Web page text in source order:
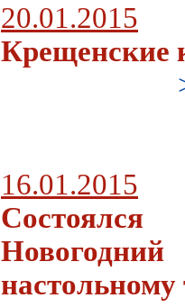
20.01.2015
Крещенские
16.01.2015
настольному